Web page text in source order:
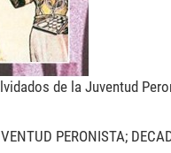
de la Juventud
PERONISTA;